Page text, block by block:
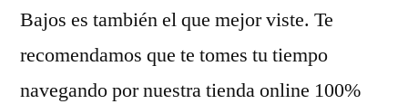
Bajos es también el que mejor viste. Te
recomendamos que te tomes tu tiempo
navegando por nuestra tienda online 100%